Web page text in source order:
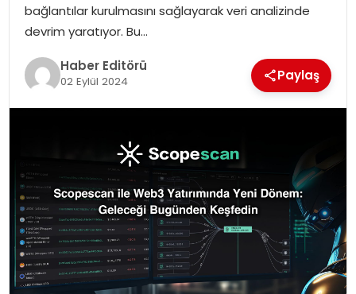
bağlantılar kurulmasını sağlayarak veri analizinde
devrim yaratıyor. Bu…
Haber Editörü
02 Eylül 2024 Paylaş